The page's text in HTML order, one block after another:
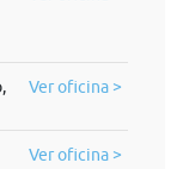
Ver oficina >
Ver oficina >